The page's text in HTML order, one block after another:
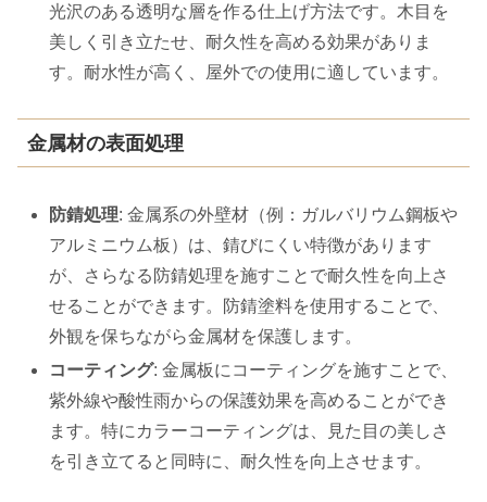
光沢のある透明な層を作る仕上げ方法です。木目を
美しく引き立たせ、耐久性を高める効果がありま
す。耐水性が高く、屋外での使用に適しています。
金属材の表面処理
防錆処理: 金属系の外壁材（例：ガルバリウム鋼板や
アルミニウム板）は、錆びにくい特徴があります
が、さらなる防錆処理を施すことで耐久性を向上さ
せることができます。防錆塗料を使用することで、
外観を保ちながら金属材を保護します。
コーティング: 金属板にコーティングを施すことで、
紫外線や酸性雨からの保護効果を高めることができ
ます。特にカラーコーティングは、見た目の美しさ
を引き立てると同時に、耐久性を向上させます。